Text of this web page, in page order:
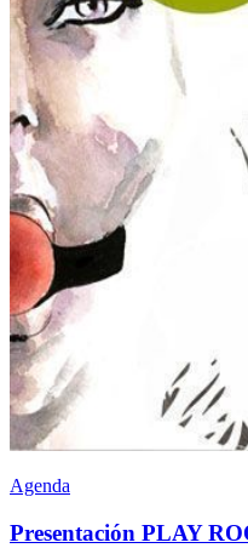
Agenda
Presentación PLAY